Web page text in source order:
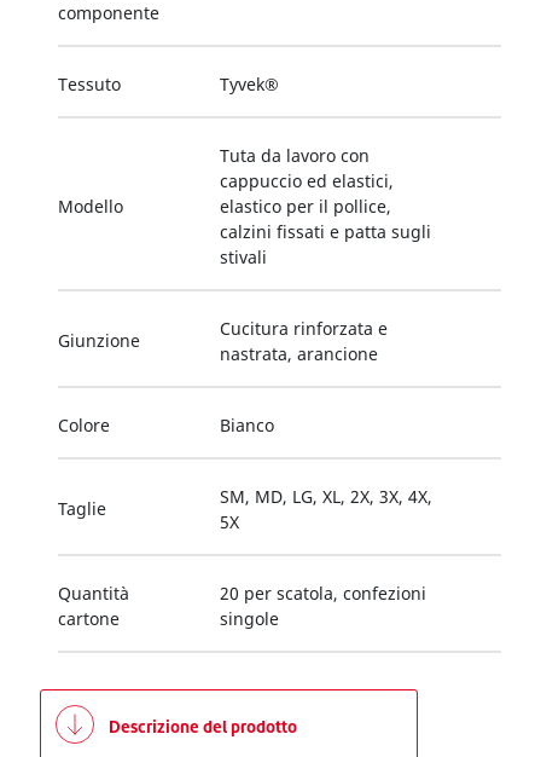
componente
Tessuto Tyvek®
Modello
Tuta da lavoro con
cappuccio ed elastici,
elastico per il pollice,
calzini fissati e patta sugli
stivali
Giunzione
Cucitura rinforzata e
nastrata, arancione
Colore Bianco
Taglie
SM, MD, LG, XL, 2X, 3X, 4X,
5X
Quantità
cartone
20 per scatola, confezioni
singole
Descrizione del prodotto